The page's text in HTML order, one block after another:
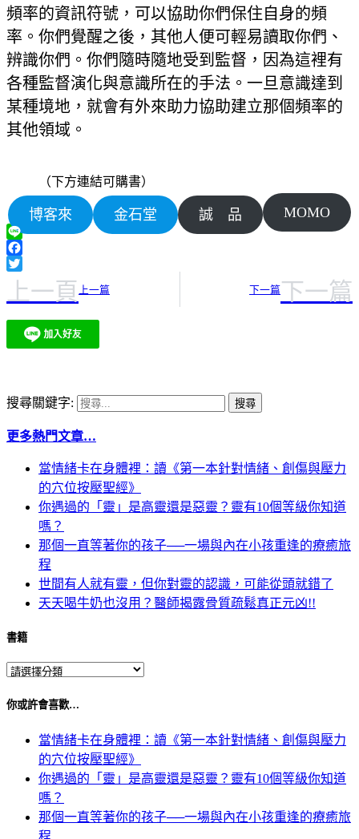
頻率的資訊符號，可以協助你們保住自身的頻
率。你們覺醒之後，其他人便可輕易讀取你們、
辨識你們。你們隨時隨地受到監督，因為這裡有
各種監督演化與意識所在的手法。一旦意識達到
某種境地，就會有外來助力協助建立那個頻率的
其他領域。
（下方連結可購書）
博客來 金石堂 誠 品 MOMO
Line
Facebook
Twitter
上一頁 上一篇 下一篇 下一篇
搜尋關鍵字:
更多熱門文章…
當情緒卡在身體裡：讀《第一本針對情緒、創傷與壓力
的穴位按壓聖經》
你遇過的「靈」是高靈還是惡靈？靈有10個等級你知道
嗎？
那個一直等著你的孩子──一場與內在小孩重逢的療癒旅
程
世間有人就有靈，但你對靈的認識，可能從頭就錯了
天天喝牛奶也沒用？醫師揭露骨質疏鬆真正元凶!!
書籍
你或許會喜歡…
當情緒卡在身體裡：讀《第一本針對情緒、創傷與壓力
的穴位按壓聖經》
你遇過的「靈」是高靈還是惡靈？靈有10個等級你知道
嗎？
那個一直等著你的孩子──一場與內在小孩重逢的療癒旅